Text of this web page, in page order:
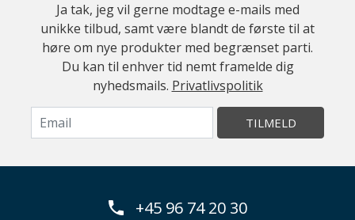
Ja tak, jeg vil gerne modtage e-mails med
unikke tilbud, samt være blandt de første til at
høre om nye produkter med begrænset parti.
Du kan til enhver tid nemt framelde dig
nyhedsmails. Privatlivspolitik
TILMELD
+45 96 74 20 30